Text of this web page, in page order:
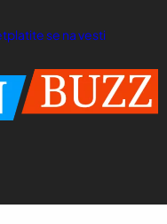
se na vesti